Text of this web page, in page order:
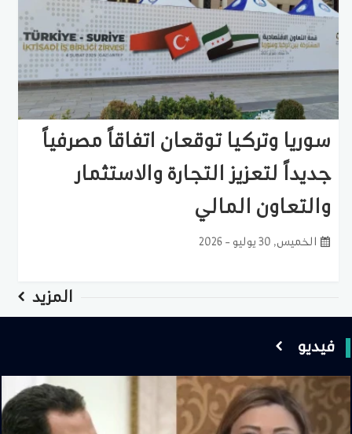
سوريا وتركيا توقعان اتفاقاً مصرفياً
جديداً لتعزيز التجارة والاستثمار
والتعاون المالي
الخميس, 30 يوليو - 2026
المزيد
فيديو